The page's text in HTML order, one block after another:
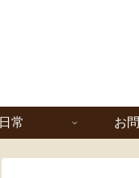
日常 お